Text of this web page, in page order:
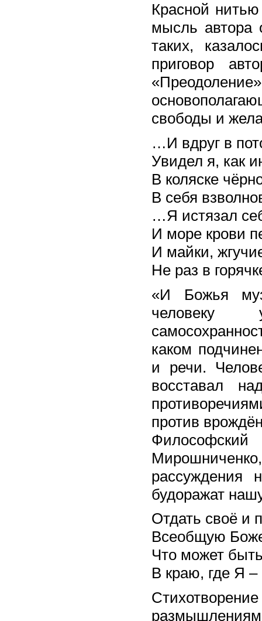
Красной
мысль автора
таких,
приговор
свободы и
…И вдруг в
Увидел я, как
В коляске
В себя
…Я истязал
И море крови
И майки,
Не раз в
«И Божья
человеку
каком
и речи.
восставал
против
рассуждения
будоражат
Отдать своё и
Всеобщую
Что может
В краю, где Я –